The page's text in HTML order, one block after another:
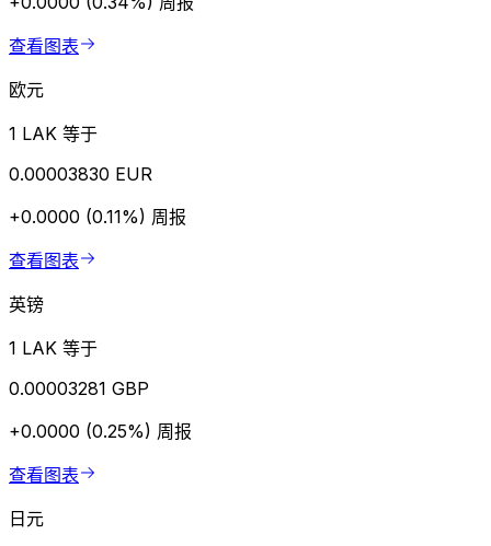
查看图表
欧元
1 LAK 等于
0.00003830 EUR
+0.0000 (0.11%) 周报
查看图表
英镑
1 LAK 等于
0.00003281 GBP
+0.0000 (0.25%) 周报
查看图表
日元